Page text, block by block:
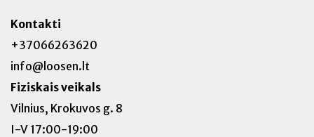
Kontakti
+37066263620
info@loosen.lt
Fiziskais veikals
Vilnius, Krokuvos g. 8
I-V 17:00-19:00